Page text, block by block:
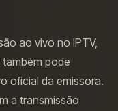
ao vivo no IPTV,
pode
oficial da emissora.
a transmissão